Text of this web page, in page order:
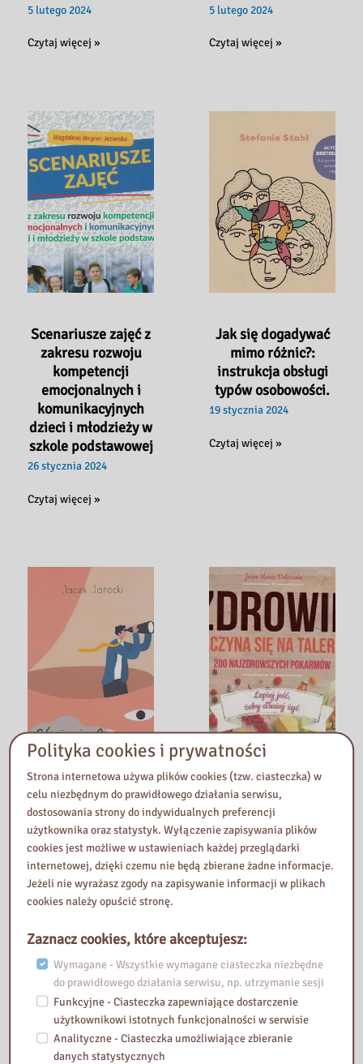
5 lutego 2024
Przędza.
wolności
Czytaj więcej »
5 lutego 2024
Droga
trening
twórczości
Czytaj więcej »
Scenariusze zajęć z
zakresu rozwoju
kompetencji
emocjonalnych i
komunikacyjnych
dzieci i młodzieży w
szkole podstawowej
26 stycznia 2024
Scenariusze
rozwoju
kompetencji
emocjonalnych
komunikacyjnych
dzieci
młodzieży
szkole
podstawowej
Czytaj więcej »
Jak się dogadywać
mimo różnic?:
instrukcja obsługi
typów osobowości.
19 stycznia 2024
Jak
typów
osobowości.
Czytaj więcej »
Gdzie jest mój
umysł: podręcznik
nie tylko dla
studentów.
19 stycznia 2024
Gdzie
mój
podręcznik
tylko
studentów.
Czytaj więcej »
Zdrowie zaczyna się
na talerzu: 200
najzdrowszych
pokarmów
19 stycznia 2024
się
na
talerzu:
200
najzdrowszych
pokarmów
Polityka cookies i prywatności
Strona internetowa używa plików cookies (tzw. ciasteczka) w
celu niezbędnym do prawidłowego działania serwisu,
dostosowania strony do indywidualnych preferencji
użytkownika oraz statystyk. Wyłączenie zapisywania plików
cookies jest możliwe w ustawieniach każdej przeglądarki
internetowej, dzięki czemu nie będą zbierane żadne informacje.
Jeżeli nie wyrażasz zgody na zapisywanie informacji w plikach
cookies należy opuścić stronę.
Zaznacz cookies, które akceptujesz:
Wymagane - Wszystkie wymagane ciasteczka niezbędne
do prawidłowego działania serwisu, np. utrzymanie sesji
Funkcyjne - Ciasteczka zapewniające dostarczenie
użytkownikowi istotnych funkcjonalności w serwisie
Analityczne - Ciasteczka umożliwiające zbieranie
danych statystycznych